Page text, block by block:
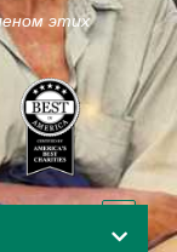
этих